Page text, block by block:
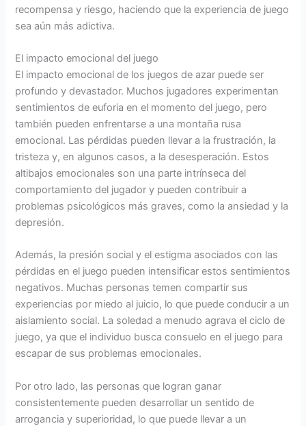
recompensa y riesgo, haciendo que la experiencia de juego
sea aún más adictiva.
El impacto emocional del juego
El impacto emocional de los juegos de azar puede ser
profundo y devastador. Muchos jugadores experimentan
sentimientos de euforia en el momento del juego, pero
también pueden enfrentarse a una montaña rusa
emocional. Las pérdidas pueden llevar a la frustración, la
tristeza y, en algunos casos, a la desesperación. Estos
altibajos emocionales son una parte intrínseca del
comportamiento del jugador y pueden contribuir a
problemas psicológicos más graves, como la ansiedad y la
depresión.
Además, la presión social y el estigma asociados con las
pérdidas en el juego pueden intensificar estos sentimientos
negativos. Muchas personas temen compartir sus
experiencias por miedo al juicio, lo que puede conducir a un
aislamiento social. La soledad a menudo agrava el ciclo de
juego, ya que el individuo busca consuelo en el juego para
escapar de sus problemas emocionales.
Por otro lado, las personas que logran ganar
consistentemente pueden desarrollar un sentido de
arrogancia y superioridad, lo que puede llevar a un